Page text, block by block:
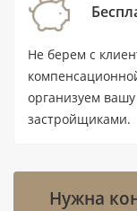
Цена:
объекта —
Station 2,
До
Не берем с
организуем
застройщиками.
Нужна